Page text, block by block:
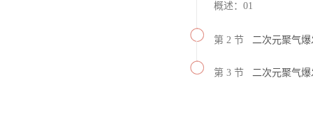
概述：01
第 2 节 二次元聚气爆
第 3 节 二次元聚气爆